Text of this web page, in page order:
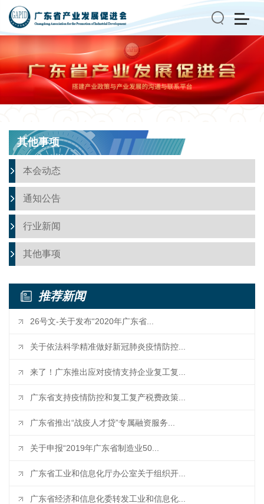
搜索
其他事项
本会动态
通知公告
行业新闻
其他事项
推荐新闻
26号文-关于发布“2020年广东省...
关于依法科学精准做好新冠肺炎疫情防控...
来了！广东推出应对疫情支持企业复工复...
广东省支持疫情防控和复工复产税费政策...
广东省推出“战疫人才贷”专属融资服务...
关于申报“2019年广东省制造业50...
广东省工业和信息化厅办公室关于组织开...
广东省经济和信息化委转发工业和信息化...